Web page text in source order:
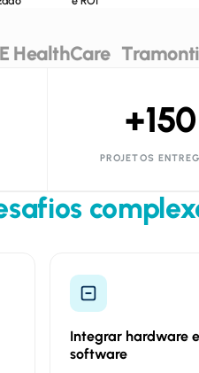
HealthCare
PROJETOS
+150
Integrar hardware e
software